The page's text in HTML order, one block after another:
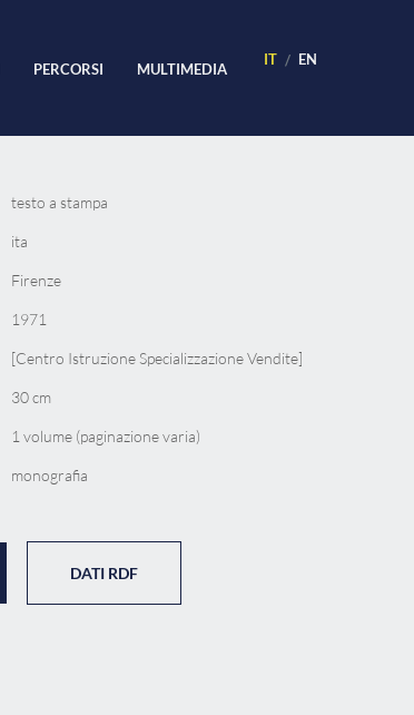
PERCORSI MULTIMEDIA IT EN
testo a stampa
ita
Firenze
1971
[Centro Istruzione Specializzazione Vendite]
30 cm
1 volume (paginazione varia)
monografia
DATI RDF